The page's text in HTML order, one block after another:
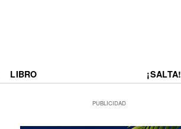
LIBRO ¡SALTA!
PUBLICIDAD